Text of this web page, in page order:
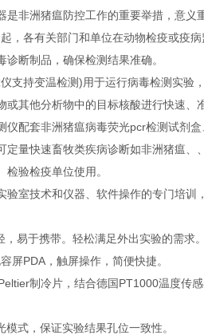
洲猪瘟防控工作的重要举措，意义
，各有关部门和单位在动物检疫或疫
诊断制品，确保检测结果准确。
支持变温检测)用于运行病毒检测实验
或其他分析物中的目标核酸进行快速、
配套非洲猪瘟病毒荧光pcr检测试剂盒
定量快速畜牧类疾病诊断如非洲猪瘟、
检验检疫单位使用。
室技术和仪器、软件操作的专门培训，
于携带。轻松满足外出实验的需求。
PDA，触屏操作，简便快捷。
制冷片，结合德国PT1000温度传
式，保证实验结果孔位一致性。